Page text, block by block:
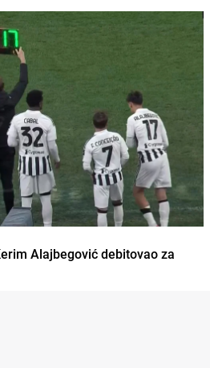
Alajbegović debitovao za